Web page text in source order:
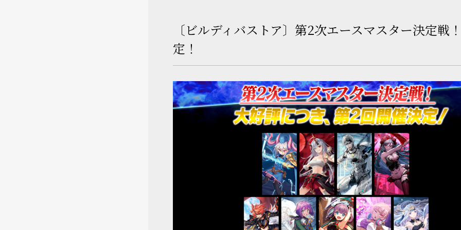
〔ビルディバストア〕第2次エースマスター決定戦
定！